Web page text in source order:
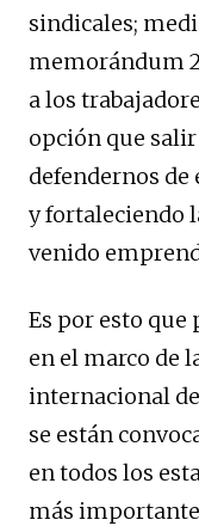
sindicales;
memorándum
a los
opción que
defendernos de
y fortaleciendo
venido
Es por esto que
en el marco de
internacional
se están
en todos los
más